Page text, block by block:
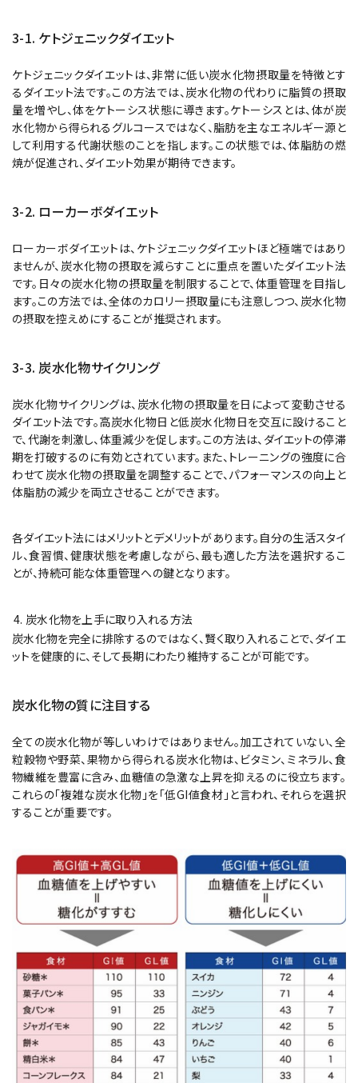
3-1. ケトジェニックダイエット
ケトジェニックダイエットは、非常に低い炭水化物摂取量を特徴とす
るダイエット法です。この方法では、炭水化物の代わりに脂質の摂取
量を増やし、体をケトーシス状態に導きます。ケトーシスとは、体が炭
水化物から得られるグルコースではなく、脂肪を主なエネルギー源と
して利用する代謝状態のことを指します。この状態では、体脂肪の燃
焼が促進され、ダイエット効果が期待できます。
3-2. ローカーボダイエット
ローカーボダイエットは、ケトジェニックダイエットほど極端ではあり
ませんが、炭水化物の摂取を減らすことに重点を置いたダイエット法
です。日々の炭水化物の摂取量を制限することで、体重管理を目指し
ます。この方法では、全体のカロリー摂取量にも注意しつつ、炭水化物
の摂取を控えめにすることが推奨されます。
3-3. 炭水化物サイクリング
炭水化物サイクリングは、炭水化物の摂取量を日によって変動させる
ダイエット法です。高炭水化物日と低炭水化物日を交互に設けること
で、代謝を刺激し、体重減少を促します。この方法は、ダイエットの停滞
期を打破するのに有効とされています。また、トレーニングの強度に合
わせて炭水化物の摂取量を調整することで、パフォーマンスの向上と
体脂肪の減少を両立させることができます。
各ダイエット法にはメリットとデメリットがあります。自分の生活スタイ
ル、食習慣、健康状態を考慮しながら、最も適した方法を選択するこ
とが、持続可能な体重管理への鍵となります。
炭水化物を上手に取り入れる方法
炭水化物を完全に排除するのではなく、賢く取り入れることで、ダイエ
ットを健康的に、そして長期にわたり維持することが可能です。
炭水化物の質に注目する
全ての炭水化物が等しいわけではありません。加工されていない、全
粒穀物や野菜、果物から得られる炭水化物は、ビタミン、ミネラル、食
物繊維を豊富に含み、血糖値の急激な上昇を抑えるのに役立ちます。
これらの「複雑な炭水化物」を「低GI値食材」と言われ、それらを選択
することが重要です。